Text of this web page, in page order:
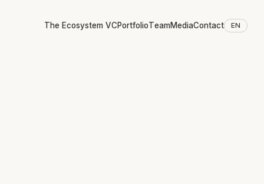
The Ecosystem VCPortfolioTeamMediaContact EN